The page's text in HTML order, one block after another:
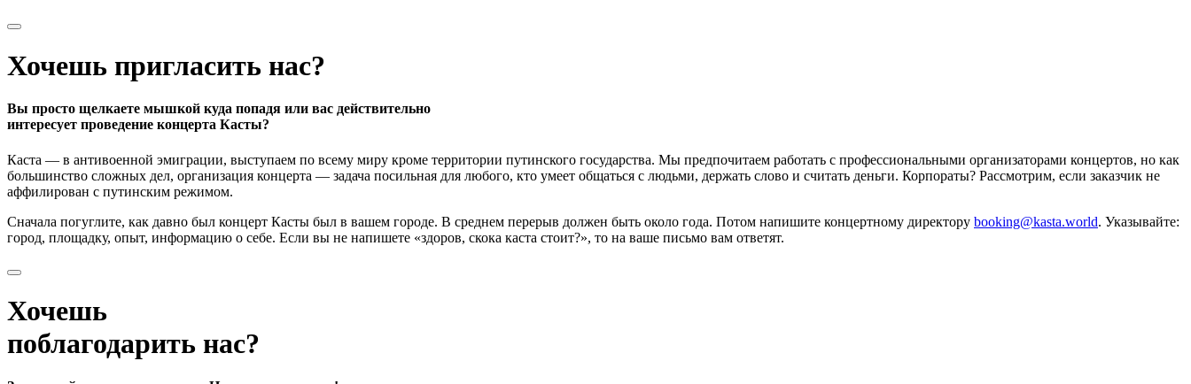
Хочешь пригласить нас?
Вы просто щелкаете мышкой куда попадя или вас действительно
интересует проведение концерта Касты?
Каста — в антивоенной эмиграции, выступаем по всему миру кроме территории путинского государства. Мы предпочитаем работать с профессиональными организаторами концертов, но как
большинство сложных дел, организация концерта — задача посильная для любого, кто умеет общаться с людьми, держать слово и считать деньги. Корпораты? Рассмотрим, если заказчик не
аффилирован с путинским режимом.
Сначала погуглите, как давно был концерт Касты был в вашем городе. В среднем перерыв должен быть около года. Потом напишите концертному директору booking@kasta.world. Указывайте:
город, площадку, опыт, информацию о себе. Если вы не напишете «здоров, скока каста стоит?», то на ваше письмо вам ответят.
Хочешь
поблагодарить нас?